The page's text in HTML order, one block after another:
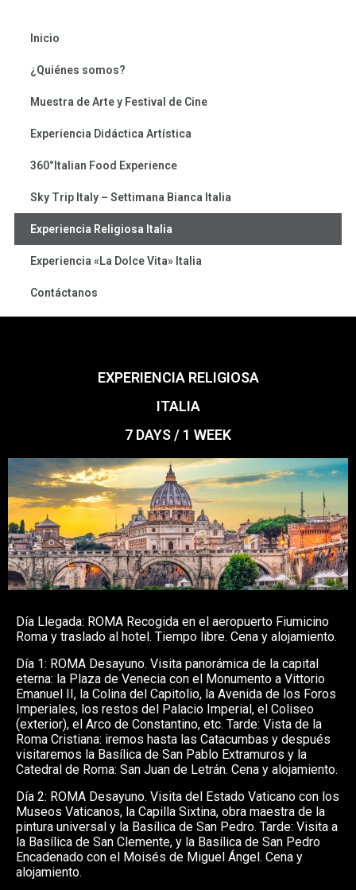
Inicio
¿Quiénes somos?
Muestra de Arte y Festival de Cine
Experiencia Didáctica Artística
360°Italian Food Experience
Sky Trip Italy – Settimana Bianca Italia
Experiencia Religiosa Italia
Experiencia «La Dolce Vita» Italia
Contáctanos
EXPERIENCIA RELIGIOSA
ITALIA
7 DAYS / 1 WEEK
Día Llegada: ROMA Recogida en el aeropuerto Fiumicino
Roma y traslado al hotel. Tiempo libre. Cena y alojamiento.
Día 1: ROMA Desayuno. Visita panorámica de la capital
eterna: la Plaza de Venecia con el Monumento a Vittorio
Emanuel II, la Colina del Capitolio, la Avenida de los Foros
Imperiales, los restos del Palacio Imperial, el Coliseo
(exterior), el Arco de Constantino, etc. Tarde: Vista de la
Roma Cristiana: iremos hasta las Catacumbas y después
visitaremos la Basílica de San Pablo Extramuros y la
Catedral de Roma: San Juan de Letrán. Cena y alojamiento.
Día 2: ROMA Desayuno. Visita del Estado Vaticano con los
Museos Vaticanos, la Capilla Sixtina, obra maestra de la
pintura universal y la Basílica de San Pedro. Tarde: Visita a
la Basílica de San Clemente, y la Basílica de San Pedro
Encadenado con el Moisés de Miguel Ángel. Cena y
alojamiento.